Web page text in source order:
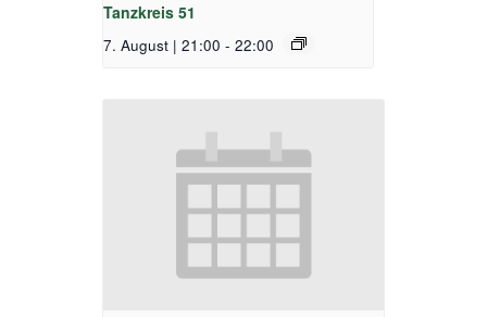
Tanzkreis 51
7. August | 21:00 - 22:00